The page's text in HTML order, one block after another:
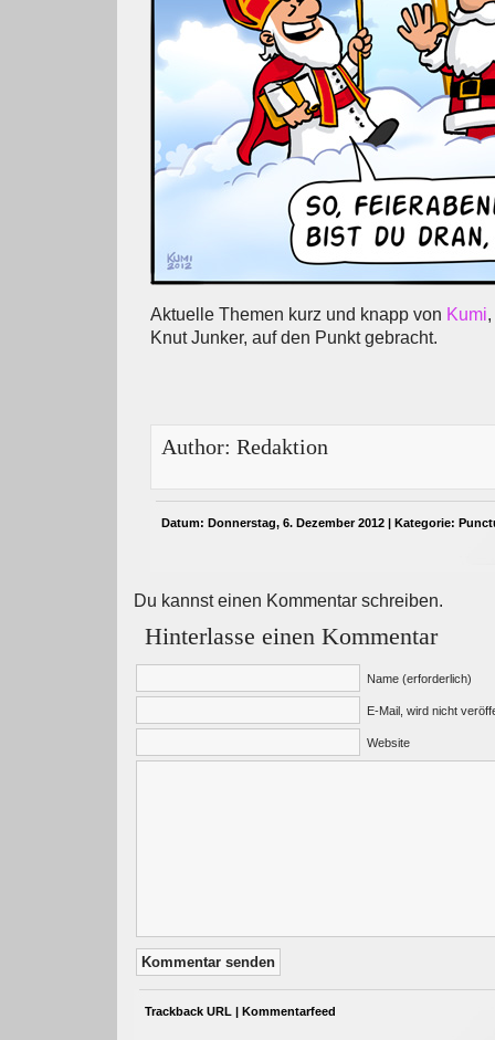
Aktuelle Themen kurz und knapp von Kumi
Knut Junker, auf den Punkt gebracht.
Author:Redaktion
Datum: Donnerstag, 6. Dezember 2012 | Kategorie:
Du kannst einen Kommentar schreiben.
Hinterlasse einen Kommentar
Name (erforderlich)
E-Mail, wird nicht
Website
Trackback URL | Kommentarfeed